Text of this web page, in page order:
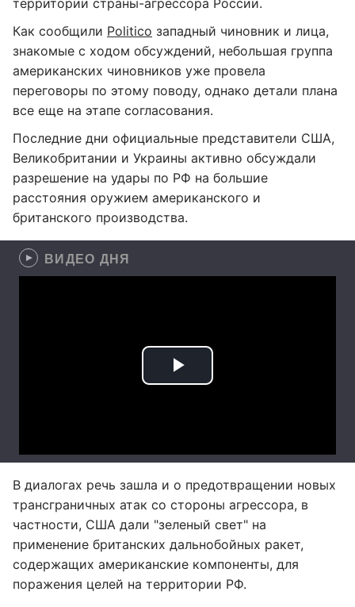
территории страны-агрессора России.
Как сообщили Politico западный чиновник и лица,
знакомые с ходом обсуждений, небольшая группа
американских чиновников уже провела
переговоры по этому поводу, однако детали плана
все еще на этапе согласования.
Последние дни официальные представители США,
Великобритании и Украины активно обсуждали
разрешение на удары по РФ на большие
расстояния оружием американского и
британского производства.
ВИДЕО ДНЯ
В диалогах речь зашла и о предотвращении новых
трансграничных атак со стороны агрессора, в
частности, США дали "зеленый свет" на
применение британских дальнобойных ракет,
содержащих американские компоненты, для
поражения целей на территории РФ.